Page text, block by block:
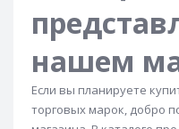
Испанские белые вина
Красное испанское
Красные итальянские
нашем
Если вы планируете
торговых марок, добро